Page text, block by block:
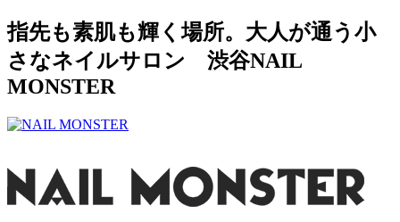
指先も素肌も輝く場所。大人が通う小
さなネイルサロン 渋谷NAIL
MONSTER